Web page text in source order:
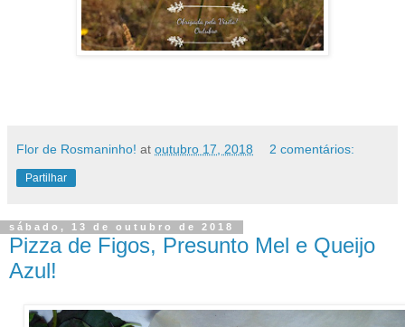
Flor de Rosmaninho! at outubro 17, 2018 2 comentários:
Partilhar
sábado, 13 de outubro de 2018
Pizza de Figos, Presunto Mel e Queijo
Azul!